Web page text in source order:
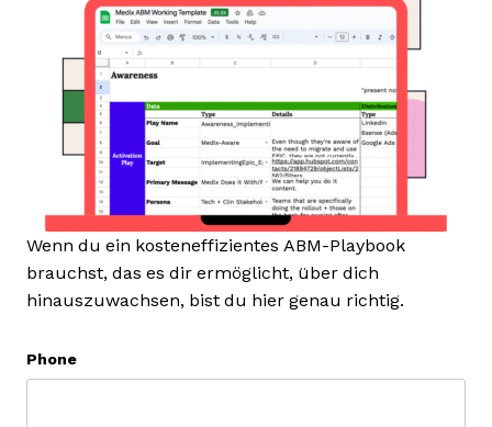
Wenn du ein kosteneffizientes ABM-Playbook
brauchst, das es dir ermöglicht, über dich
hinauszuwachsen, bist du hier genau richtig.
Phone